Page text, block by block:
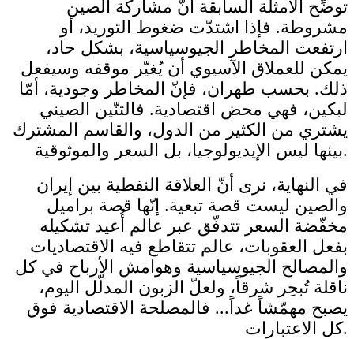
توضِّح الأمثلة السابقة أنّ مشاركة الصين
مشروطة. فإذا اشتدّت ضغوط التوريد، أو
ارتفعت المخاطر الجيوسياسية، بشكل حاد،
يمكن للعملاق الآسيوي أن يُغيّر موقفه وسيفعل
ذلك. بحسب طهران، فإنّ المخاطر وجودية، أمّا
لبكين، فهي محض اقتصادية. فالتنّين الصيني
يشتري من الكثير من الدول، والقاسم المشترك
بينها ليس الإيديولوجيا، بل السعر والموثوقية.
في النهاية، نرى أنّ العلاقة النفطية بين إيران
والصين ليست قصة تبعية. إنّها قصة براميل
مخفّضة السعر تتدفّق عبر عالم أُعيد تشكيله
بفعل العقوبات، عالم تتقاطع فيه الاقتصاديات
والمصالح الجيوسياسية وهوامش الأرباح في كل
ناقلة تُبحِر شرقاً، ولعلّ الزبون المدلّل اليوم،
يصبح مهمّشاً غداً... فالمصلحة الاقتصادية فوق
كل الاعتبارات.